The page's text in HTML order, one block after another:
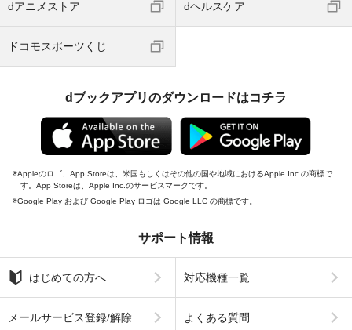
dアニメストア dヘルスケア
ドコモスポーツくじ
dブックアプリのダウンロードはコチラ
Appleのロゴ、App Storeは、米国もしくはその他の国や地域におけるApple Inc.の商標で
す。App Storeは、Apple Inc.のサービスマークです。
Google Play および Google Play ロゴは Google LLC の商標です。
サポート情報
はじめての方へ 対応機種一覧
メールサービス登録/解除 よくある質問